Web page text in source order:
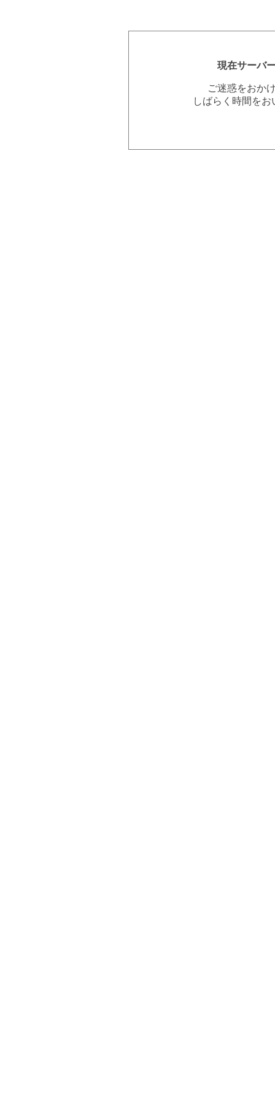
現在サーバ
ご迷惑をおか
しばらく時間を